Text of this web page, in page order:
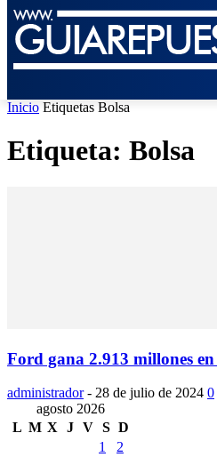
Inicio Etiquetas Bolsa
Etiqueta: Bolsa
Ford gana 2.913 millones
administrador - 28 de julio de 2024 0
agosto 2026
L M X J V S D
1
2